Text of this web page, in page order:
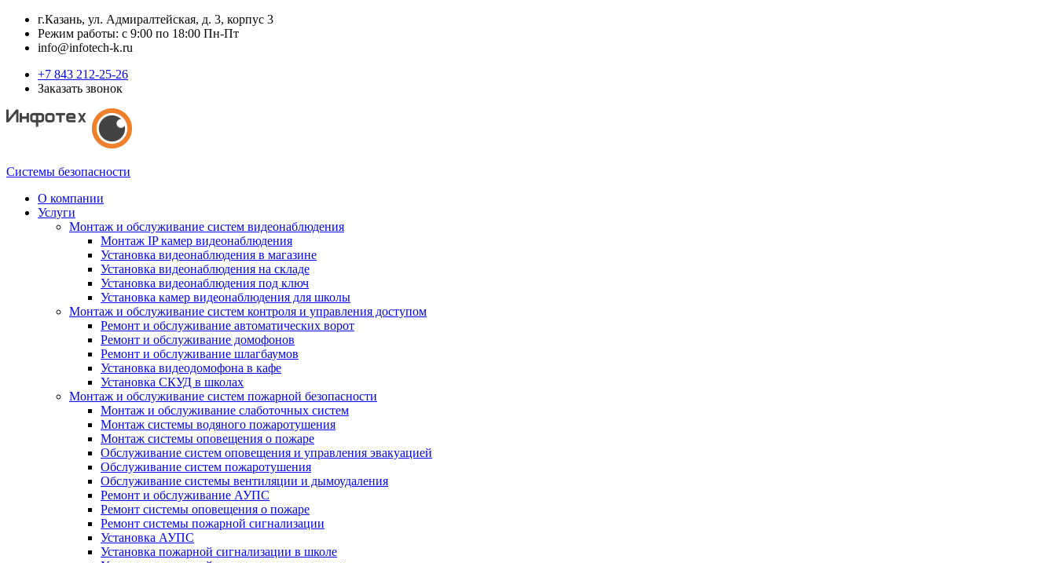
г.Казань, ул. Адмиралтейская, д. 3, корпус 3
Режим работы: с 9:00 по 18:00 Пн-Пт
info@infotech-k.ru
+7 843 212-25-26
Заказать звонок
Системы безопасности
О компании
Услуги
Монтаж и обслуживание систем видеонаблюдения
Монтаж IP камер видеонаблюдения
Установка видеонаблюдения в магазине
Установка видеонаблюдения на складе
Установка видеонаблюдения под ключ
Установка камер видеонаблюдения для школы
Монтаж и обслуживание систем контроля и управления доступом
Ремонт и обслуживание автоматических ворот
Ремонт и обслуживание домофонов
Ремонт и обслуживание шлагбаумов
Установка видеодомофона в кафе
Установка СКУД в школах
Монтаж и обслуживание систем пожарной безопасности
Монтаж и обслуживание слаботочных систем
Монтаж системы водяного пожаротушения
Монтаж системы оповещения о пожаре
Обслуживание систем оповещения и управления эвакуацией
Обслуживание систем пожаротушения
Обслуживание системы вентиляции и дымоудаления
Ремонт и обслуживание АУПС
Ремонт системы оповещения о пожаре
Ремонт системы пожарной сигнализации
Установка АУПС
Установка пожарной сигнализации в школе